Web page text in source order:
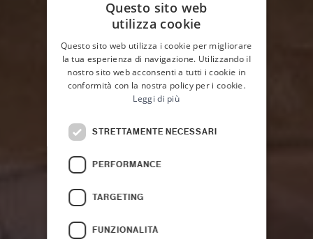
News ed eventi
ENGLISH
Questo sito web
utilizza cookie
Questo sito web utilizza i cookie per migliorare
la tua esperienza di navigazione. Utilizzando il
nostro sito web acconsenti a tutti i cookie in
conformità con la nostra policy per i cookie.
Leggi di più
STRETTAMENTE NECESSARI
PERFORMANCE
TARGETING
FUNZIONALITÀ